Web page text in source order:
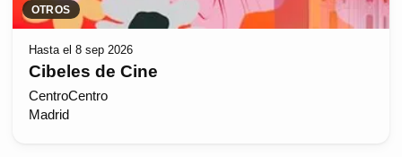
OTROS
Hasta el 8 sep 2026
Cibeles de Cine
CentroCentro
Madrid